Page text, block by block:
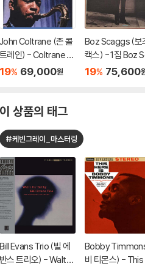
John Coltrane (존 콜
트레인) - Coltrane Ja
zz [SACD Hybrid]
19% 69,000원
Boz Scaggs (보
캑스) - 1집 Boz
gs [SACD
19% 75,600
이 상품의 태그
#케빈그레이_마스터링
Bill Evans Trio (빌 에
반스 트리오) - Waltz
Bobby
비 티몬스) - This